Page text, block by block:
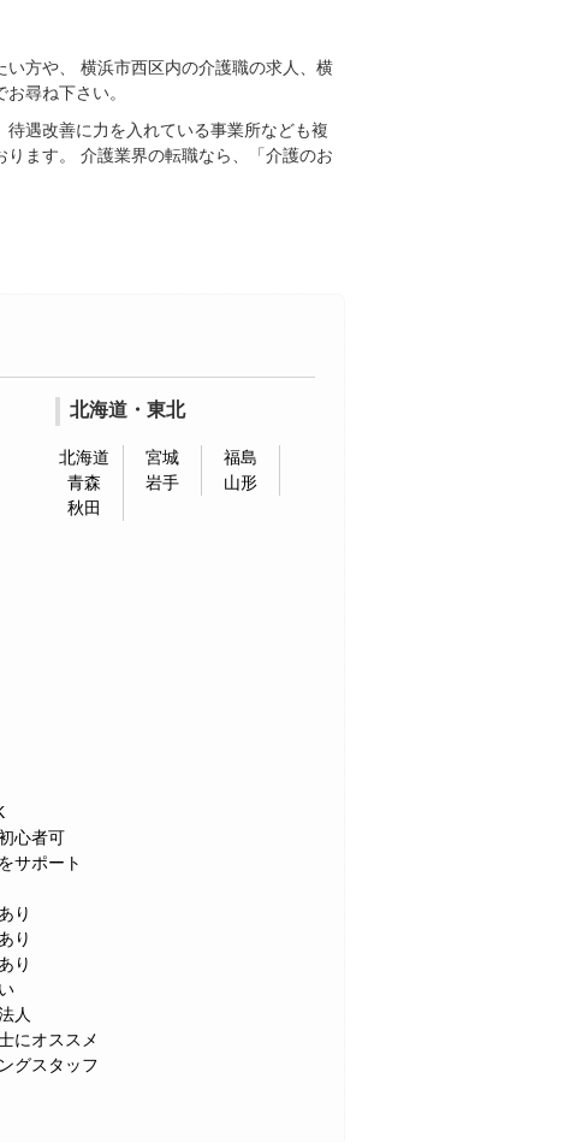
方や、 横浜市西区内の介護職の求人、横
尋ね下さい。
遇改善に力を入れている事業所なども複
ます。 介護業界の転職なら、「介護のお
北海道・東北
北海道 宮城
福島
青森
岩手
山形
秋田
心者可
サポート
り
り
り
人
にオススメ
グスタッフ